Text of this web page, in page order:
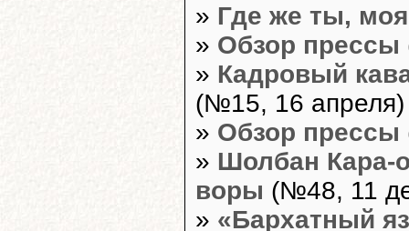
» Где же ты,
» Обзор прессы
» Кадровый
(№15, 16 апреля)
» Обзор прессы
» Шолбан Кара-
воры (№48, 11
» «Бархатный